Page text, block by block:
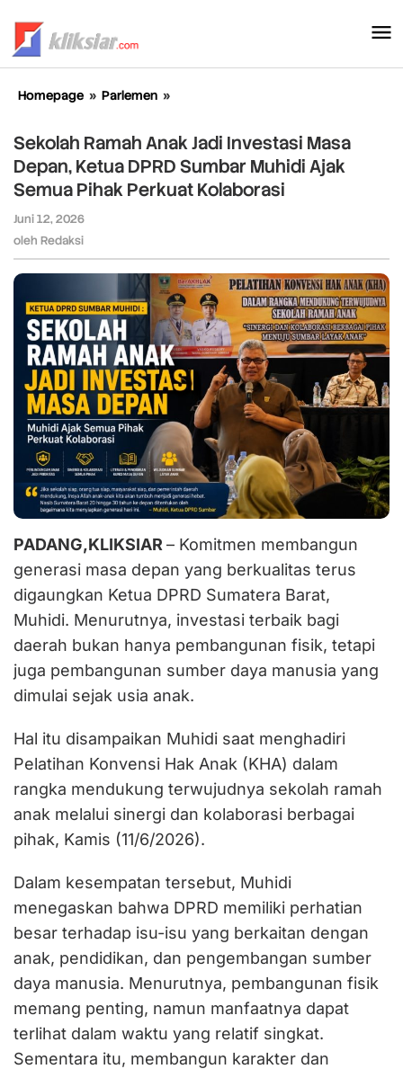
konten
Homepage » Parlemen »
Anak
Jadi
Investasi
Masa
Sumbar
Muhidi
Ajak
Semua
Pihak
Perkuat
Kolaborasi
Sekolah Ramah Anak Jadi Investasi Masa
Depan, Ketua DPRD Sumbar Muhidi Ajak
Semua Pihak Perkuat Kolaborasi
Juni 12, 2026
oleh Redaksi
PADANG,KLIKSIAR – Komitmen membangun
generasi masa depan yang berkualitas terus
digaungkan Ketua DPRD Sumatera Barat,
Muhidi. Menurutnya, investasi terbaik bagi
daerah bukan hanya pembangunan fisik, tetapi
juga pembangunan sumber daya manusia yang
dimulai sejak usia anak.
Hal itu disampaikan Muhidi saat menghadiri
Pelatihan Konvensi Hak Anak (KHA) dalam
rangka mendukung terwujudnya sekolah ramah
anak melalui sinergi dan kolaborasi berbagai
pihak, Kamis (11/6/2026).
Dalam kesempatan tersebut, Muhidi
menegaskan bahwa DPRD memiliki perhatian
besar terhadap isu-isu yang berkaitan dengan
anak, pendidikan, dan pengembangan sumber
daya manusia. Menurutnya, pembangunan fisik
memang penting, namun manfaatnya dapat
terlihat dalam waktu yang relatif singkat.
Sementara itu, membangun karakter dan